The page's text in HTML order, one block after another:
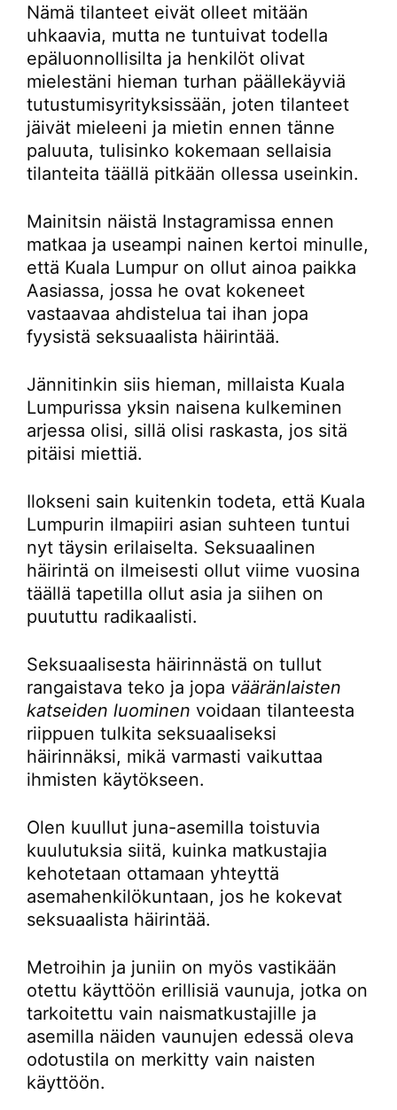
Nämä tilanteet eivät olleet mitään
uhkaavia, mutta ne tuntuivat todella
epäluonnollisilta ja henkilöt olivat
mielestäni hieman turhan päällekäyviä
tutustumisyrityksissään, joten tilanteet
jäivät mieleeni ja mietin ennen tänne
paluuta, tulisinko kokemaan sellaisia
tilanteita täällä pitkään ollessa useinkin.
Mainitsin näistä Instagramissa ennen
matkaa ja useampi nainen kertoi minulle,
että Kuala Lumpur on ollut ainoa paikka
Aasiassa, jossa he ovat kokeneet
vastaavaa ahdistelua tai ihan jopa
fyysistä seksuaalista häirintää.
Jännitinkin siis hieman, millaista Kuala
Lumpurissa yksin naisena kulkeminen
arjessa olisi, sillä olisi raskasta, jos sitä
pitäisi miettiä.
Ilokseni sain kuitenkin todeta, että Kuala
Lumpurin ilmapiiri asian suhteen tuntui
nyt täysin erilaiselta. Seksuaalinen
häirintä on ilmeisesti ollut viime vuosina
täällä tapetilla ollut asia ja siihen on
puututtu radikaalisti.
Seksuaalisesta häirinnästä on tullut
rangaistava teko ja jopa vääränlaisten
katseiden luominen voidaan tilanteesta
riippuen tulkita seksuaaliseksi
häirinnäksi, mikä varmasti vaikuttaa
ihmisten käytökseen.
Olen kuullut juna-asemilla toistuvia
kuulutuksia siitä, kuinka matkustajia
kehotetaan ottamaan yhteyttä
asemahenkilökuntaan, jos he kokevat
seksuaalista häirintää.
Metroihin ja juniin on myös vastikään
otettu käyttöön erillisiä vaunuja, jotka on
tarkoitettu vain naismatkustajille ja
asemilla näiden vaunujen edessä oleva
odotustila on merkitty vain naisten
käyttöön.